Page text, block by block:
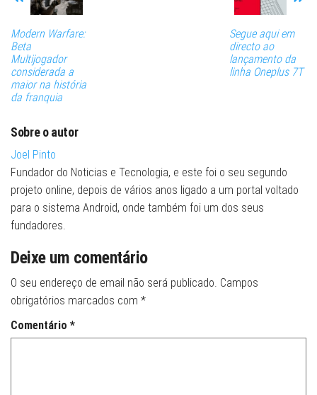
Modern Warfare:
Beta
Multijogador
considerada a
maior na história
da franquia
Segue aqui em
directo ao
lançamento da
linha Oneplus 7T
Sobre o autor
Joel Pinto
Fundador do Noticias e Tecnologia, e este foi o seu segundo
projeto online, depois de vários anos ligado a um portal voltado
para o sistema Android, onde também foi um dos seus
fundadores.
Deixe um comentário
O seu endereço de email não será publicado. Campos
obrigatórios marcados com *
Comentário *